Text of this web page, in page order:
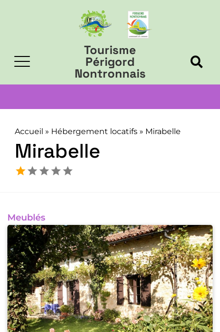
Tourisme
Périgord
Nontronnais
Accueil » Hébergement locatifs » Mirabelle
Mirabelle
Meublés